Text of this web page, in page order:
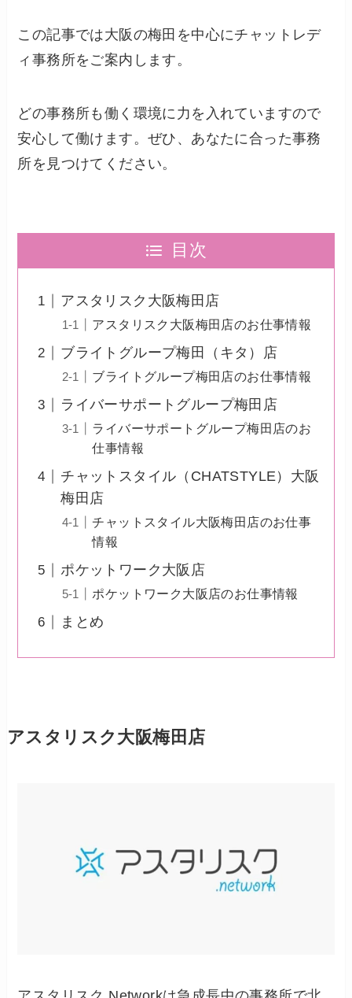
この記事では大阪の梅田を中心にチャットレデ
ィ事務所をご案内します。
どの事務所も働く環境に力を入れていますので
安心して働けます。ぜひ、あなたに合った事務
所を見つけてください。
目次
アスタリスク大阪梅田店
アスタリスク大阪梅田店のお仕事情報
ブライトグループ梅田（キタ）店
ブライトグループ梅田店のお仕事情報
ライバーサポートグループ梅田店
ライバーサポートグループ梅田店のお
仕事情報
チャットスタイル（CHATSTYLE）大阪
梅田店
チャットスタイル大阪梅田店のお仕事
情報
ポケットワーク大阪店
ポケットワーク大阪店のお仕事情報
まとめ
アスタリスク大阪梅田店